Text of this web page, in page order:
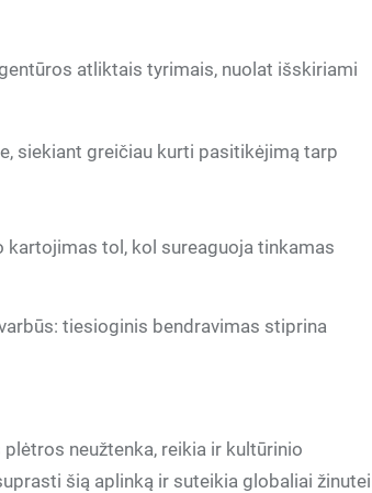
atliktais tyrimais, nuolat išskiriami
siekiant greičiau kurti pasitikėjimą tarp
tol, kol sureaguoja tinkamas
tiesioginis bendravimas stiprina
neužtenka, reikia ir kultūrinio
šią aplinką ir suteikia globaliai žinutei